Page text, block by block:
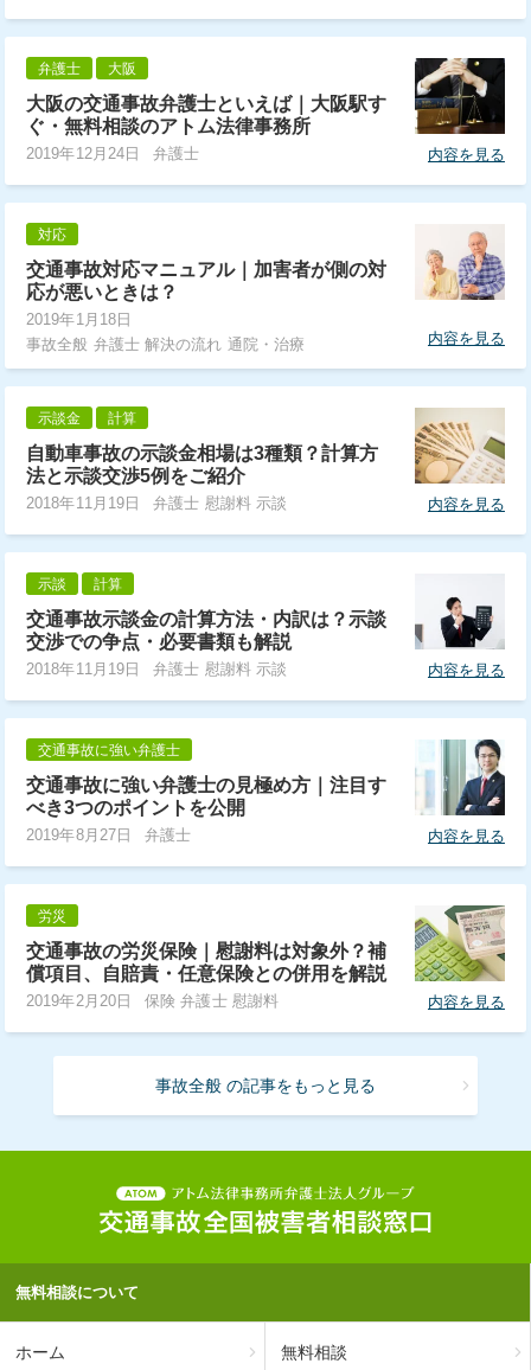
弁護士 大阪
大阪の交通事故弁護士といえば｜大阪駅す
ぐ・無料相談のアトム法律事務所
2019年12月24日 弁護士 内容を見る
対応
交通事故対応マニュアル｜加害者が側の対
応が悪いときは？
2019年1月18日
事故全般 弁護士 解決の流れ 通院・治療
内容を見る
示談金 計算
自動車事故の示談金相場は3種類？計算方
法と示談交渉5例をご紹介
2018年11月19日 弁護士 慰謝料 示談 内容を見る
示談 計算
交通事故示談金の計算方法・内訳は？示談
交渉での争点・必要書類も解説
2018年11月19日 弁護士 慰謝料 示談 内容を見る
交通事故に強い弁護士
交通事故に強い弁護士の見極め方｜注目す
べき3つのポイントを公開
2019年8月27日 弁護士 内容を見る
労災
交通事故の労災保険｜慰謝料は対象外？補
償項目、自賠責・任意保険との併用を解説
2019年2月20日 保険 弁護士 慰謝料 内容を見る
事故全般 の記事をもっと見る
無料相談について
ホーム 無料相談